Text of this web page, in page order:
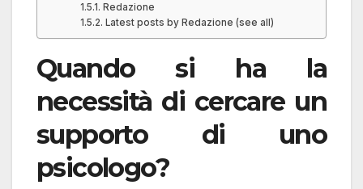
Redazione
Latest posts by Redazione (see all)
Quando si ha la
necessità di cercare un
supporto di uno
psicologo?